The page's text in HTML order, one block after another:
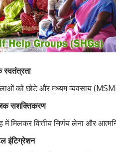
स्वतंत्रता
को छोटे और मध्यम व्यवसाय
सशक्तिकरण
में मिलकर वित्तीय निर्णय लेना और
इंटिग्रेशन